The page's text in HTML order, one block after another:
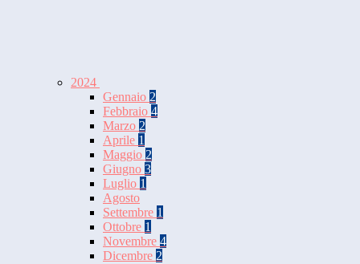
2024
Gennaio 2
Febbraio 4
Marzo 2
Aprile 1
Maggio 2
Giugno 3
Luglio 1
Agosto
Settembre 1
Ottobre 1
Novembre 4
Dicembre 2